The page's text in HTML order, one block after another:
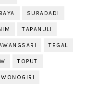
SURADADI
TAPANULI
TEGAL
TOPUT
WONOGIRI